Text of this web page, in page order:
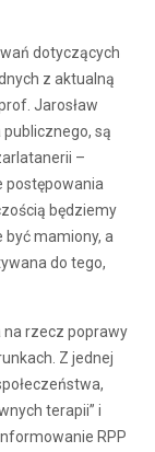
dotyczących
z aktualną
Jarosław
są
–
postępowania
będziemy
być mamiony, a
do tego,
na rzecz poprawy
Z jednej
terapii” i
RPP